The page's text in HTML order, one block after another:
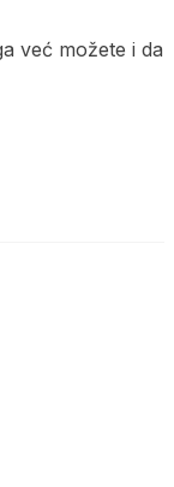
već možete i da